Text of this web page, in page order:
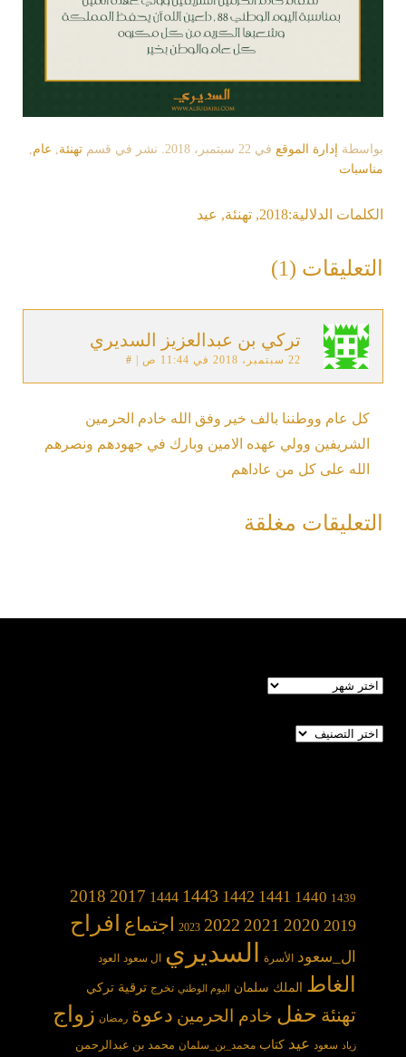
بواسطة إدارة الموقع في 22 سبتمبر، 2018 . نشر في قسم تهنئة, عام,
مناسبات
الكلمات الدلالية:2018
, تهنئة, عيد
التعليقات (1)
تركي بن عبدالعزيز السديري
22 سبتمبر، 2018 في 11:44 ص #
كل عام ووطننا بالف خير وفق الله خادم الحرمين
الشريفين وولي عهده الامين وبارك في جهودهم ونصرهم
الله على كل من عاداهم
التعليقات مغلقة
الأرشيف
تصنيفات
1439
1440
1441
1442
1443
1444
2017
2018
2019
2020
2021
2022
2023 اجتماع افراح
ال_سعود الأسرة السديري ال سعود العود
الغاط الملك سلمان اليوم الوطني تخرج ترقية تركي
تهنئة حفل خادم الحرمين دعوة رمضان زواج
زياد سعود عيد كتاب محمد_بن_سلمان محمد بن عبدالرحمن